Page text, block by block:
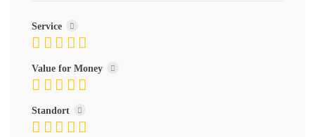
Service
Value for Money
Standort